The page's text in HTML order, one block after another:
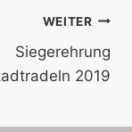
WEITER
Siegerehrung
2019